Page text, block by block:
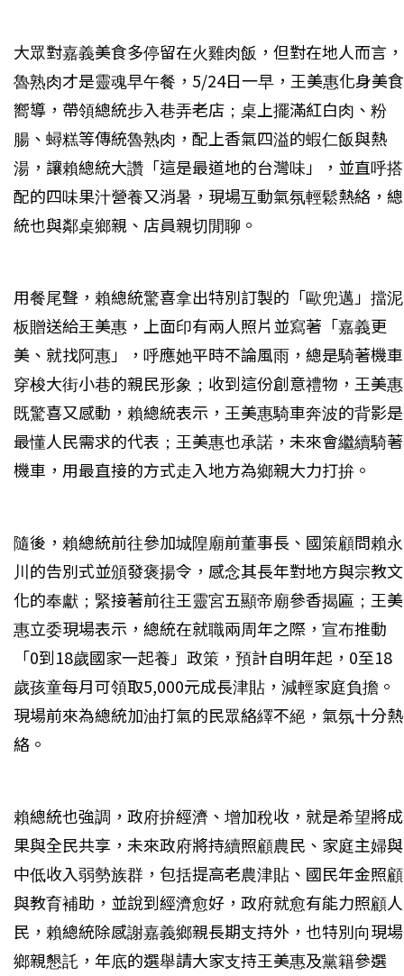
大眾對嘉義美食多停留在火雞肉飯，但對在地人而言，
魯熟肉才是靈魂早午餐，5/24日一早，王美惠化身美食
嚮導，帶領總統步入巷弄老店；桌上擺滿紅白肉、粉
腸、蟳糕等傳統魯熟肉，配上香氣四溢的蝦仁飯與熱
湯，讓賴總統大讚「這是最道地的台灣味」，並直呼搭
配的四味果汁營養又消暑，現場互動氣氛輕鬆熱絡，總
統也與鄰桌鄉親、店員親切閒聊。
用餐尾聲，賴總統驚喜拿出特別訂製的「歐兜邁」擋泥
板贈送給王美惠，上面印有兩人照片並寫著「嘉義更
美、就找阿惠」，呼應她平時不論風雨，總是騎著機車
穿梭大街小巷的親民形象；收到這份創意禮物，王美惠
既驚喜又感動，賴總統表示，王美惠騎車奔波的背影是
最懂人民需求的代表；王美惠也承諾，未來會繼續騎著
機車，用最直接的方式走入地方為鄉親大力打拚。
隨後，賴總統前往參加城隍廟前董事長、國策顧問賴永
川的告別式並頒發褒揚令，感念其長年對地方與宗教文
化的奉獻；緊接著前往王靈宮五顯帝廟參香揭匾；王美
惠立委現場表示，總統在就職兩周年之際，宣布推動
「0到18歲國家一起養」政策，預計自明年起，0至18
歲孩童每月可領取5,000元成長津貼，減輕家庭負擔。
現場前來為總統加油打氣的民眾絡繹不絕，氣氛十分熱
絡。
賴總統也強調，政府拚經濟、增加稅收，就是希望將成
果與全民共享，未來政府將持續照顧農民、家庭主婦與
中低收入弱勢族群，包括提高老農津貼、國民年金照顧
與教育補助，並說到經濟愈好，政府就愈有能力照顧人
民，賴總統除感謝嘉義鄉親長期支持外，也特別向現場
鄉親懇託，年底的選舉請大家支持王美惠及黨籍參選